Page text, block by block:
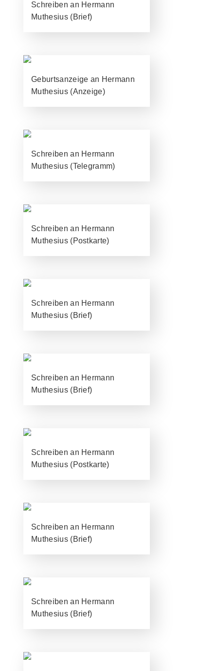
Schreiben an Hermann
Muthesius (Brief)
Geburtsanzeige an Hermann
Muthesius (Anzeige)
Schreiben an Hermann
Muthesius (Telegramm)
Schreiben an Hermann
Muthesius (Postkarte)
Schreiben an Hermann
Muthesius (Brief)
Schreiben an Hermann
Muthesius (Brief)
Schreiben an Hermann
Muthesius (Postkarte)
Schreiben an Hermann
Muthesius (Brief)
Schreiben an Hermann
Muthesius (Brief)